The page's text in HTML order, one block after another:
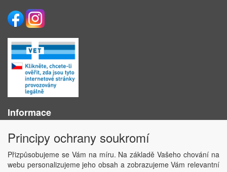
Informace
Obchodní podmínky
Ochrana osobních údajů
Kontakt
Losování účtenek
Principy ochrany soukromí
Přizpůsobujeme se Vám na míru. Na základě Vašeho chování na
webu personalizujeme jeho obsah a zobrazujeme Vám relevantní